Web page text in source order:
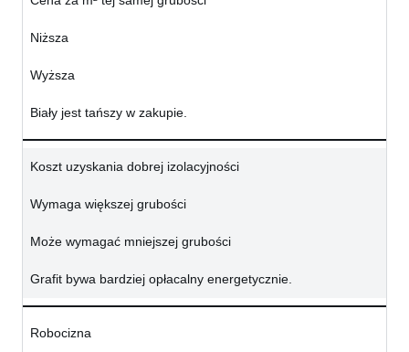
Niższa
Wyższa
Biały jest tańszy w zakupie.
Koszt uzyskania dobrej izolacyjności
Wymaga większej grubości
Może wymagać mniejszej grubości
Grafit bywa bardziej opłacalny energetycznie.
Robocizna